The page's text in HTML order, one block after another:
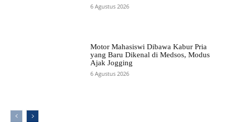
6 Agustus 2026
Motor Mahasiswi Dibawa Kabur Pria
yang Baru Dikenal di Medsos, Modus
Ajak Jogging
6 Agustus 2026